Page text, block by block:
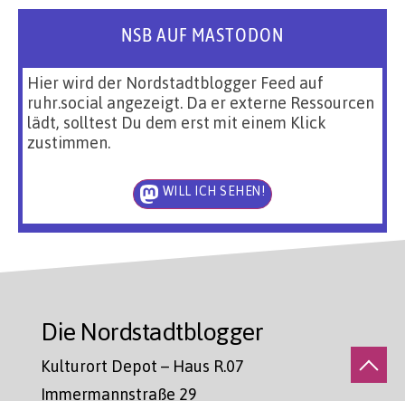
NSB AUF MASTODON
Hier wird der Nordstadtblogger Feed auf
ruhr.social angezeigt. Da er externe Ressourcen
lädt, solltest Du dem erst mit einem Klick
zustimmen.
WILL ICH SEHEN!
Die Nordstadtblogger
Kulturort Depot – Haus R.07
Immermannstraße 29